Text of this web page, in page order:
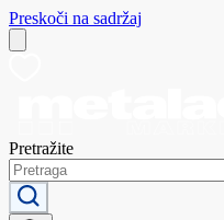
Preskoči na sadržaj
Pretražite